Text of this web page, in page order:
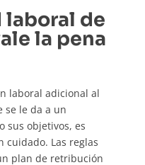
de
la pena
laboral adicional al
se le da a un
sus objetivos, es
cuidado. Las reglas
plan de retribución